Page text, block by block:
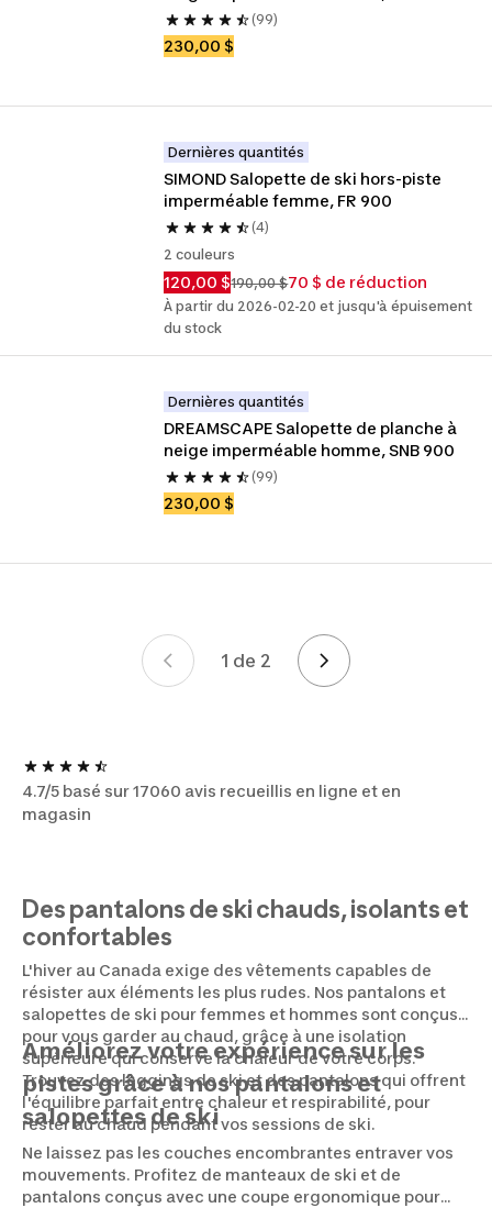
(99)
230,00 $
Dernières quantités
SIMOND Salopette de ski hors-piste
imperméable femme, FR 900
(4)
2 couleurs
120,00 $190,00 $70 $ de réduction
À partir du 2026-02-20 et jusqu'à épuisement
du stock
Dernières quantités
DREAMSCAPE Salopette de planche à
neige imperméable homme, SNB 900
(99)
230,00 $
1 de 2Page 1 de 2
4.7/5 basé sur 17060 avis recueillis en ligne et en
magasin
Des pantalons de ski chauds, isolants et
confortables
L'hiver au Canada exige des vêtements capables de
résister aux éléments les plus rudes. Nos pantalons et
salopettes de ski pour femmes et hommes sont conçus
pour vous garder au chaud, grâce à une isolation
supérieure qui conserve la chaleur de votre corps.
Trouvez des leggings de ski et des pantalons qui offrent
l'équilibre parfait entre chaleur et respirabilité, pour
rester au chaud pendant vos sessions de ski.
Améliorez votre expérience sur les
pistes grâce à nos pantalons et
salopettes de ski
Ne laissez pas les couches encombrantes entraver vos
mouvements. Profitez de manteaux de ski et de
pantalons conçus avec une coupe ergonomique pour